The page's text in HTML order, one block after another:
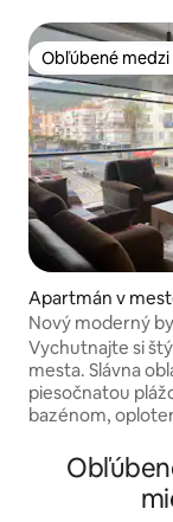
Obľúbené
Obľúbené
Apartmán v
Nový moderný
mori
Vychutnajte si
mesta. Slávna
piesočnatou
bazénom,
kaviarňami,
a farmárskymi
Nové